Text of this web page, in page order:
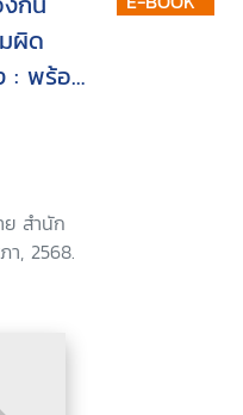
ผิด
: พร้อม
มเป็น
าร
ง
สำนัก
, 2568.